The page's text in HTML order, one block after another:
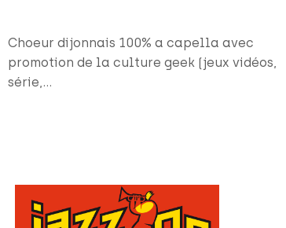
Choeur dijonnais 100% a capella avec
promotion de la culture geek (jeux vidéos,
série,…